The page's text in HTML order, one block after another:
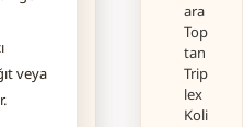
veya
ara
Top
tan
Trip
lex
Koli